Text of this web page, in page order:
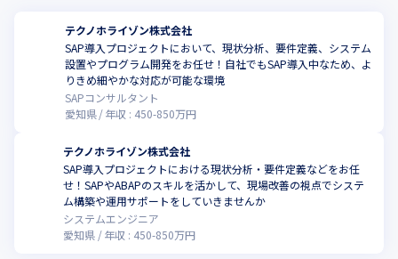
テクノホライゾン株式会社
SAP導入プロジェクトにおいて、現状分析、要件定義、システム
設置やプログラム開発をお任せ！自社でもSAP導入中なため、よ
りきめ細やかな対応が可能な環境
SAPコンサルタント
愛知県
年収 : 450-850万円
テクノホライゾン株式会社
SAP導入プロジェクトにおける現状分析・要件定義などをお任
せ！SAPやABAPのスキルを活かして、現場改善の視点でシステ
ム構築や運用サポートをしていきませんか
システムエンジニア
愛知県
年収 : 450-850万円